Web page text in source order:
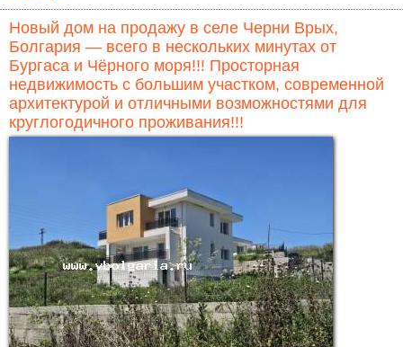
Новый дом на продажу в селе Черни Врых,
Болгария — всего в нескольких минутах от
Бургаса и Чёрного моря!!! Просторная
недвижимость с большим участком, современной
архитектурой и отличными возможностями для
круглогодичного проживания!!!